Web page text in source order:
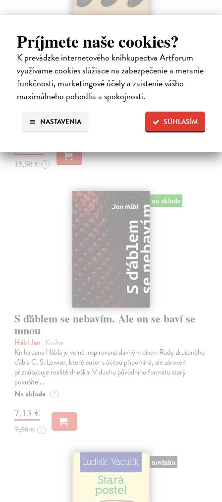
Príjmete naše cookies?
K prevádzke internetového kníhkupectva Artforum
využívame cookies slúžiace na zabezpečenie a meranie
funkčnosti, marketingové účely a zaistenie vášho
maximálneho pohodlia a spokojnosti.
SÚHLASÍM
NASTAVENIA
Pomalost
Kundera Milan| Kniha
Pomalost, chronologicky první ze čtyř románů Milana Kundery
napsaných francouzsky, vychází v českém překladu Anny
Na sklade
15,50 € ?
na sklade
S ďáblem se nebavím. Ale on se baví se
mnou
Hábl Jan | Kniha
Kniha Jana Hábla je volně inspirovaná slavným dílem Rady zkušeného
ďábla C. S. Lewise, které autor s úctou připomíná, ale zároveň
přizpůsobuje realitě dneška. V duchu původního formátu starý
pokušitel…
Na sklade ?
7,13 €
7,50 € ?
novinka